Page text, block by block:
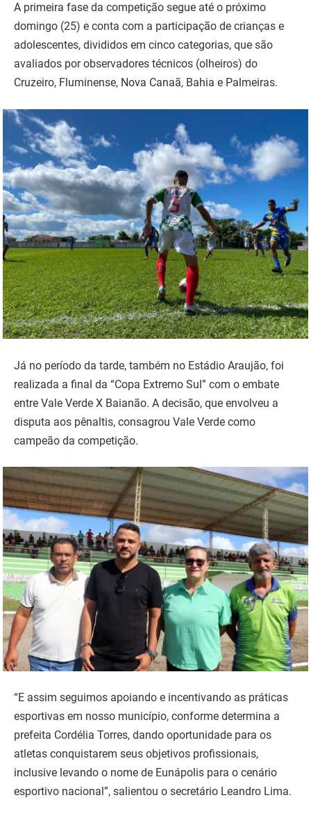
A primeira fase da competição segue até o próximo
domingo (25) e conta com a participação de crianças e
adolescentes, divididos em cinco categorias, que são
avaliados por observadores técnicos (olheiros) do
Cruzeiro, Fluminense, Nova Canaã, Bahia e Palmeiras.
Já no período da tarde, também no Estádio Araujão, foi
realizada a final da “Copa Extremo Sul” com o embate
entre Vale Verde X Baianão. A decisão, que envolveu a
disputa aos pênaltis, consagrou Vale Verde como
campeão da competição.
“E assim seguimos apoiando e incentivando as práticas
esportivas em nosso município, conforme determina a
prefeita Cordélia Torres, dando oportunidade para os
atletas conquistarem seus objetivos profissionais,
inclusive levando o nome de Eunápolis para o cenário
esportivo nacional”, salientou o secretário Leandro Lima.